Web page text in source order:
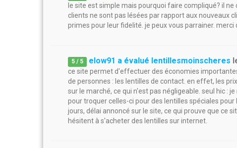
le site est simple mais pourquoi faire compliqué? il
clients ne sont pas lésées par rapport aux nouveaux
primes pour leur fidelité. je peux vous parrainer.
5 / 5 elow91 a évalué lentillesmoinscheres
ce site permet d'effectuer des économies
de personnes : les lentilles de contact. en effet, les
sur le marché, ce qui n'est pas négligeable. seul hic :
pour troquer celles-ci pour des lentilles spéciales
jours, délai annoncé sur le site, ce qui prouve que ce
hésitent à s'acheter des lentilles sur internet.